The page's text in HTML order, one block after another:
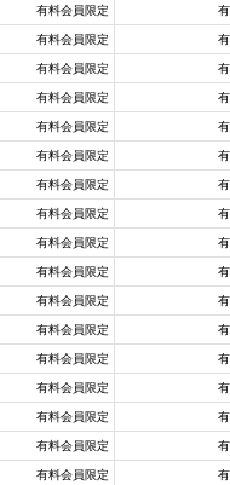
有料会員限定
有料会員限定
有料会員限定
有料会員限定
有料会員限定
有料会員限定
有料会員限定
有料会員限定
有料会員限定
有料会員限定
有料会員限定
有料会員限定
有料会員限定
有料会員限定
有料会員限定
有料会員限定
有料会員限定